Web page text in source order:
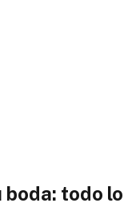
todo lo